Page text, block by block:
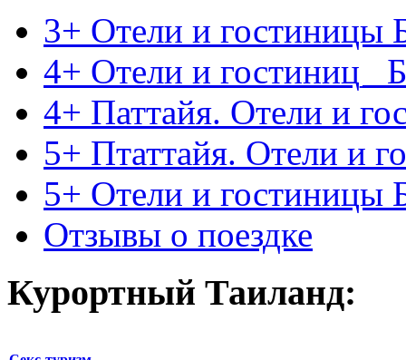
3+ Отели и гостиницы
4+ Отели и гостиниц_
4+ Паттайя. Отели и
5+ Птаттайя. Отели и
5+ Отели и гостиницы
Отзывы о поездке
Курортный Таиланд: